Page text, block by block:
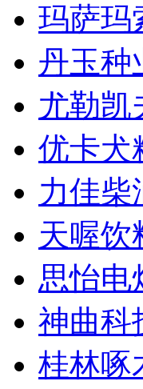
玛萨玛
丹玉种
尤勒凯
优卡犬
力佳柴
天喔饮
思怡电
神曲科
桂林啄